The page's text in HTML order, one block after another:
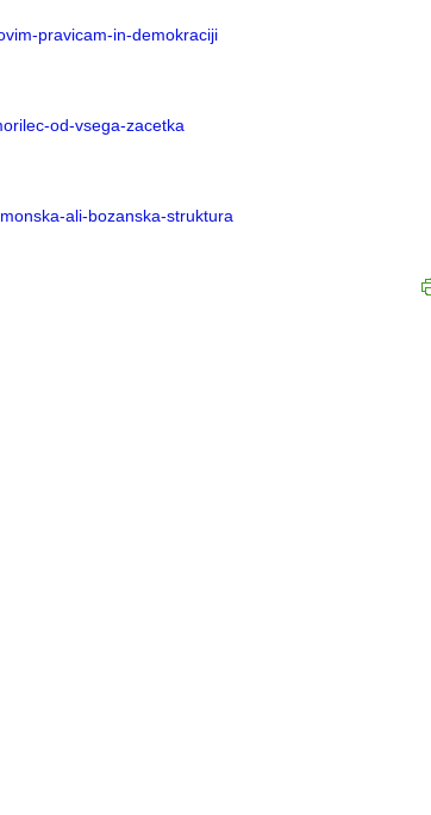
pravicam-in-demokraciji
od-vsega-zacetka
ali-bozanska-struktura